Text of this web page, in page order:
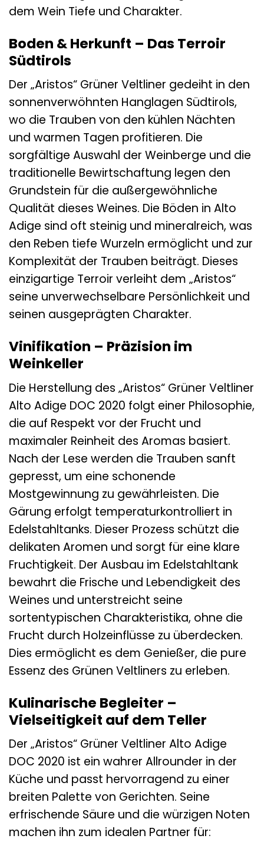
dem Wein Tiefe und Charakter.
Boden & Herkunft – Das Terroir
Südtirols
Der „Aristos“ Grüner Veltliner gedeiht in den
sonnenverwöhnten Hanglagen Südtirols,
wo die Trauben von den kühlen Nächten
und warmen Tagen profitieren. Die
sorgfältige Auswahl der Weinberge und die
traditionelle Bewirtschaftung legen den
Grundstein für die außergewöhnliche
Qualität dieses Weines. Die Böden in Alto
Adige sind oft steinig und mineralreich, was
den Reben tiefe Wurzeln ermöglicht und zur
Komplexität der Trauben beiträgt. Dieses
einzigartige Terroir verleiht dem „Aristos“
seine unverwechselbare Persönlichkeit und
seinen ausgeprägten Charakter.
Vinifikation – Präzision im
Weinkeller
Die Herstellung des „Aristos“ Grüner Veltliner
Alto Adige DOC 2020 folgt einer Philosophie,
die auf Respekt vor der Frucht und
maximaler Reinheit des Aromas basiert.
Nach der Lese werden die Trauben sanft
gepresst, um eine schonende
Mostgewinnung zu gewährleisten. Die
Gärung erfolgt temperaturkontrolliert in
Edelstahltanks. Dieser Prozess schützt die
delikaten Aromen und sorgt für eine klare
Fruchtigkeit. Der Ausbau im Edelstahltank
bewahrt die Frische und Lebendigkeit des
Weines und unterstreicht seine
sortentypischen Charakteristika, ohne die
Frucht durch Holzeinflüsse zu überdecken.
Dies ermöglicht es dem Genießer, die pure
Essenz des Grünen Veltliners zu erleben.
Kulinarische Begleiter –
Vielseitigkeit auf dem Teller
Der „Aristos“ Grüner Veltliner Alto Adige
DOC 2020 ist ein wahrer Allrounder in der
Küche und passt hervorragend zu einer
breiten Palette von Gerichten. Seine
erfrischende Säure und die würzigen Noten
machen ihn zum idealen Partner für: